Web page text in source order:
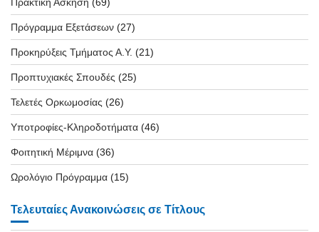
Πρόγραμμα Εξετάσεων (27)
Προκηρύξεις Τμήματος Α.Υ. (21)
Προπτυχιακές Σπουδές (25)
Τελετές Ορκωμοσίας (26)
Υποτροφίες-Κληροδοτήματα (46)
Φοιτητική Μέριμνα (36)
Ωρολόγιο Πρόγραμμα (15)
Τελευταίες Ανακοινώσεις σε Τίτλους